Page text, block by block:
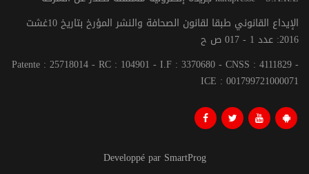
الإيداع القانوني طبقا لقانون الصحافة والنشر المؤرخ بتاريخ 10غشت
2016: عدد 1 - 017 ص ح
Patente : 25718014 - RC : 104901 - I.F : 3370680 - CNSS : 4111829 -
ICE : 001799721000071
Developpé par SmartProg